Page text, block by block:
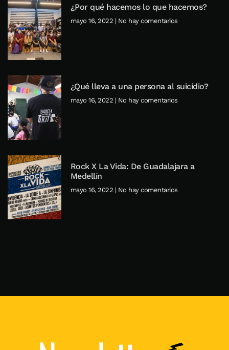
¿Por qué hacemos lo que hacemos?
mayo 16, 2022 No hay comentarios
¿Qué lleva a una persona al suicidio?
mayo 16, 2022 No hay comentarios
Rock X La Vida: De Guadalajara a
Medellín
mayo 16, 2022 No hay comentarios